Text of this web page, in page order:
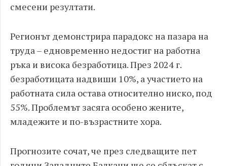
смесени резултати.
Регионът демонстрира парадокс на пазара на
труда – едновременно недостиг на работна
ръка и висока безработица. През 2024 г.
безработицата надвиши 10%, а участието на
работната сила остава относително ниско, под
55%. Проблемът засяга особено жените,
младежите и по-възрастните хора.
Прогнозите сочат, че през следващите пет